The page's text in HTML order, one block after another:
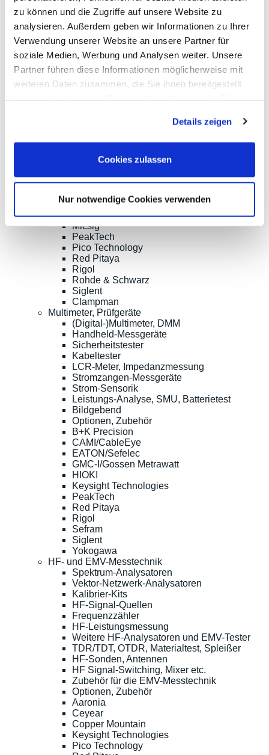
zu können und die Zugriffe auf unsere Website zu
analysieren. Außerdem geben wir Informationen zu Ihrer
Verwendung unserer Website an unsere Partner für
soziale Medien, Werbung und Analysen weiter. Unsere
Partner führen diese Informationen möglicherweise mit
weiteren Daten zusammen, die Sie ihnen bereitgestellt
Details zeigen
Cookies zulassen
Nur notwendige Cookies verwenden
sales@meilhaus.de
* Alle Preise inkl. MwSt. |zzgl. Versandkosten| ©
Shopsoftware CosmoShop
Oszilloskope, Logik-Analyse
Tisch-Oszilloskope mit Display
Oszilloskope bis 100MHz
Oszilloskope bis 500MHz
Sampling-Oszilloskope
Optionen, Zubehör
Cleverscope
Digilent
Keysight Technologies
Micsig
PeakTech
Pico Technology
Red Pitaya
Rigol
Rohde & Schwarz
Siglent
Clampman
Multimeter, Prüfgeräte
(Digital-)Multimeter, DMM
Handheld-Messgeräte
Sicherheitstester
Kabeltester
LCR-Meter, Impedanzmessung
Stromzangen-Messgeräte
Strom-Sensorik
Leistungs-Analyse, SMU, Batterietest
Bildgebend
Optionen, Zubehör
B+K Precision
CAMI/CableEye
EATON/Sefelec
GMC-I/Gossen Metrawatt
HIOKI
Keysight Technologies
PeakTech
Red Pitaya
Rigol
Sefram
Siglent
Yokogawa
HF- und EMV-Messtechnik
Spektrum-Analysatoren
Vektor-Netzwerk-Analysatoren
Kalibrier-Kits
HF-Signal-Quellen
Frequenzzähler
HF-Leistungsmessung
Weitere HF-Analysatoren und EMV-Tester
TDR/TDT, OTDR, Materialtest, Spleißer
HF-Sonden, Antennen
HF Signal-Switching, Mixer etc.
Zubehör für die EMV-Messtechnik
Optionen, Zubehör
Aaronia
Ceyear
Copper Mountain
Keysight Technologies
Pico Technology